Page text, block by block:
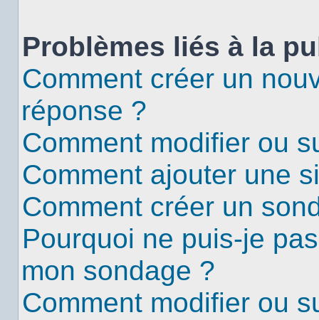
Problèmes liés à la
Comment créer un
réponse ?
Comment modifier ou
Comment ajouter une
Comment créer un
Pourquoi ne puis-je
mon sondage ?
Comment modifier ou